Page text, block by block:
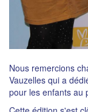
Nous remercions
Vauzelles qui a
pour les enfants au